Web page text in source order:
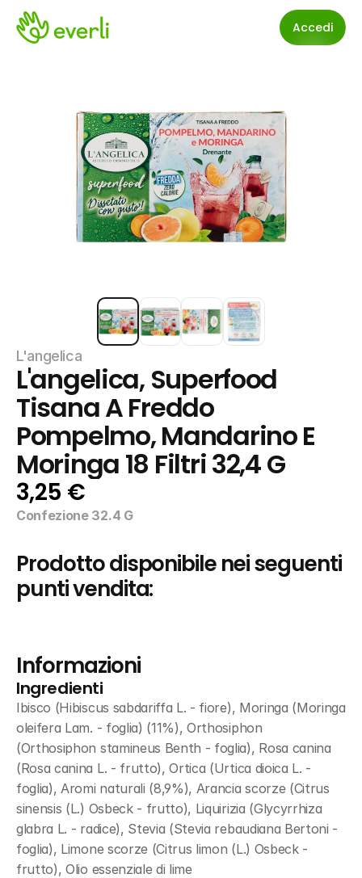
Accedi
L'angelica
L'angelica, Superfood
Tisana A Freddo
Pompelmo, Mandarino E
Moringa 18 Filtri 32,4 G
3,25 €
Confezione 32.4 G
Prodotto disponibile nei seguenti
punti vendita:
Informazioni
Ingredienti
Ibisco (Hibiscus sabdariffa L. - fiore), Moringa (Moringa
oleifera Lam. - foglia) (11%), Orthosiphon
(Orthosiphon stamineus Benth - foglia), Rosa canina
(Rosa canina L. - frutto), Ortica (Urtica dioica L. -
foglia), Aromi naturali (8,9%), Arancia scorze (Citrus
sinensis (L.) Osbeck - frutto), Liquirizia (Glycyrrhiza
glabra L. - radice), Stevia (Stevia rebaudiana Bertoni -
foglia), Limone scorze (Citrus limon (L.) Osbeck -
frutto), Olio essenziale di lime